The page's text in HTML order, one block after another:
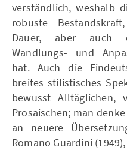
verständlich, weshalb
robuste
Dauer, aber auch
Wandlungs- und
hat. Auch die
breites stilistisches
bewusst Alltäglichen,
Prosaischen; man
an neuere
Romano Guardini